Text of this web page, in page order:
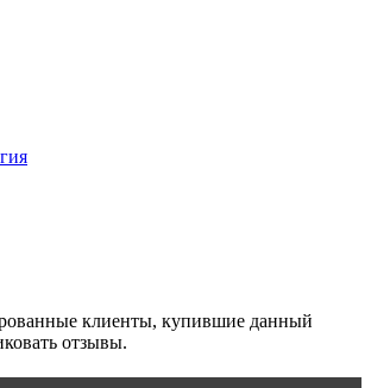
клиенты, купившие данный
отзывы.